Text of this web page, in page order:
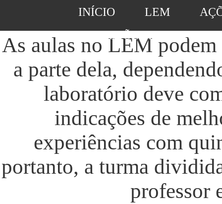
INÍCIO LEM
SUGESTÕES DE
As aulas no LEM
a parte dela,
laboratório deve
indicações de
experiências com
portanto, a turma
professor